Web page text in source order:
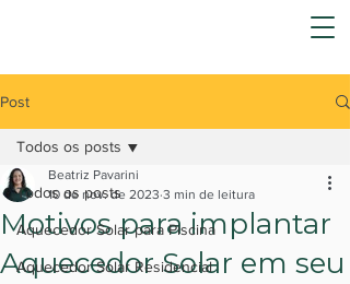
Post
Todos os posts
Aquecedor Solar para Piscina
Aquecedor Solar Residencial
Todos os posts
Motivos para implantar
Aquecedor Solar em seu
Beatriz Pavarini
10 de nov. de 2023 3 min de leitura